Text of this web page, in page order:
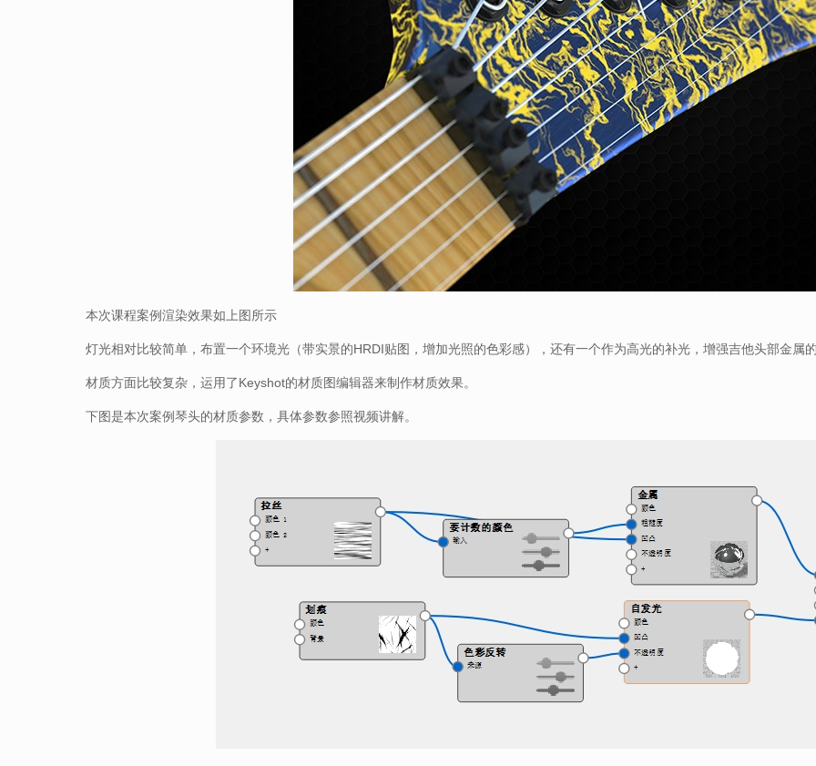
本次课程案例渲染效果如上图所示
灯光相对比较简单，布置一个环境光（带实景的HRDI贴图，增加光照的色彩感），还有一个作为高光的补光，增强吉他头部金属
材质方面比较复杂，运用了Keyshot的材质图编辑器来制作材质效果。
下图是本次案例琴头的材质参数，具体参数参照视频讲解。